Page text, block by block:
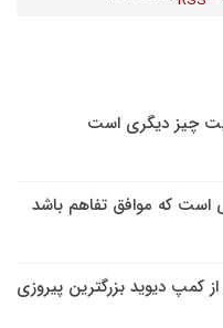
چیز دیگری است
است که موافق تفاهم باشد
کمپ دیوید بزرگترین پیروزی